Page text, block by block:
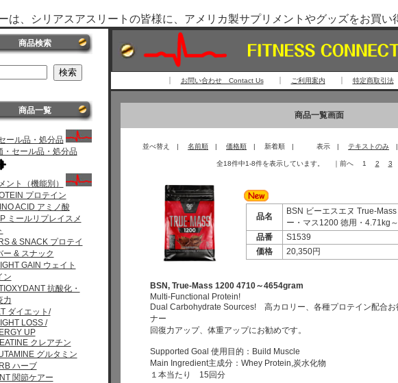
は、シリアスアスリートの皆様に、アメリカ製サプリメントやグッズをお買い
商品検索
商品一覧
ール品・処分品
・セール品・処分品
ント（機能別）
プロテイン
ACID アミノ酸
ミールリプレイスメ
& SNACK プロテイ
ー & スナック
GAIN ウェイト
ン
抗酸化・
力
ダイエット/
LOSS /
UP
クレアチン
グルタミン
ハーブ
関節ケアー
お問い合わせ Contact Us ご利用案内 特定商取引法
商品一覧画面
並べ替え | 名前順 | 価格順 | 新着順 | 表示 | テキストのみ
全18件中1-8件を表示しています。 ｜前へ 1 2 3
品名
BSN ビーエスエヌ True-
ー・マス1200 徳用・4.71kg
品番
S1539
価格
20,350円
BSN, True-Mass 1200 4710～4654gram
Multi-Functional Protein!
Dual Carbohydrate Sources! 高カロリー、各種プロテイン配合お
ナー
回復力アップ、体重アップにお勧めです。
Supported Goal 使用目的：Build Muscle
Main Ingredient主成分：Whey Protein,炭水化物
１本当たり 15回分